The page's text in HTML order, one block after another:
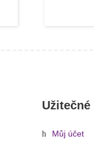
Užitečné
Můj účet